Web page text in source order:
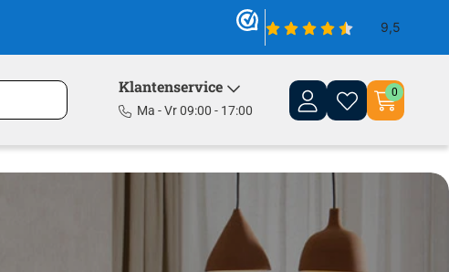
Klantenservice
Ma - Vr 09:00 - 17:00
0